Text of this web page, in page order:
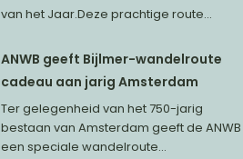
van het Jaar.Deze prachtige route...
ANWB geeft Bijlmer-wandelroute
cadeau aan jarig Amsterdam
Ter gelegenheid van het 750-jarig
bestaan van Amsterdam geeft de ANWB
een speciale wandelroute...